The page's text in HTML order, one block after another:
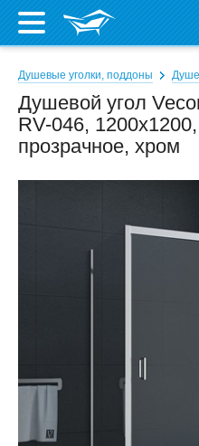
Душевые уголки, поддоны
Душевой угол
RV-046,
прозрачное, хром